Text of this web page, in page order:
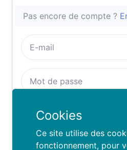
Cookies
Ce site utilise des
fonctionnement, pour
Pas encore de compte ?
Se rappeller de moi :
SE